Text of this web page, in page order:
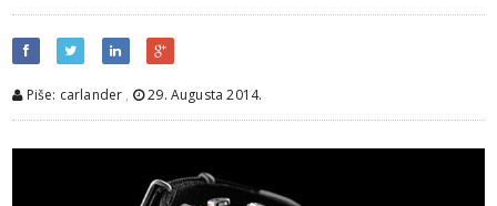
Piše: carlander , 29. Augusta 2014.